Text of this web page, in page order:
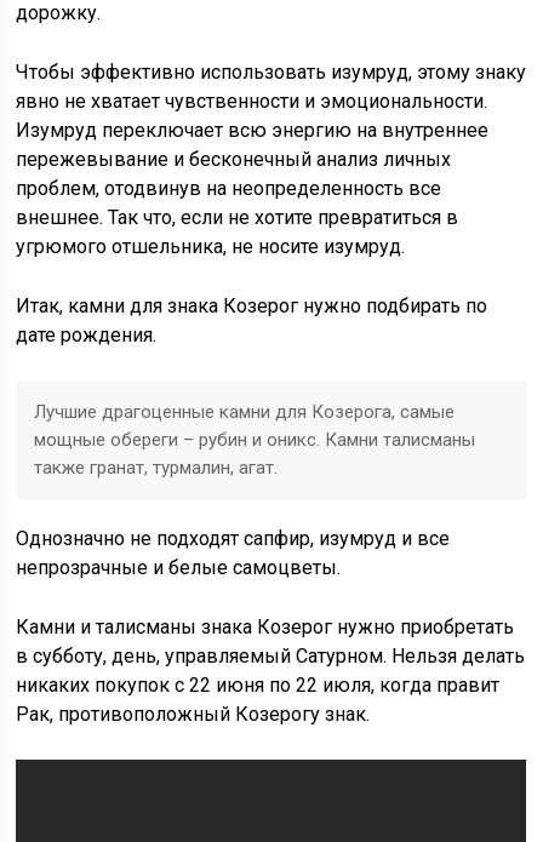
дорожку.
Чтобы эффективно использовать изумруд, этому знаку
явно не хватает чувственности и эмоциональности.
Изумруд переключает всю энергию на внутреннее
пережевывание и бесконечный анализ личных
проблем, отодвинув на неопределенность все
внешнее. Так что, если не хотите превратиться в
угрюмого отшельника, не носите изумруд.
Итак, камни для знака Козерог нужно подбирать по
дате рождения.
Лучшие драгоценные камни для Козерога, самые
мощные обереги – рубин и оникс. Камни талисманы
также гранат, турмалин, агат.
Однозначно не подходят сапфир, изумруд и все
непрозрачные и белые самоцветы.
Камни и талисманы знака Козерог нужно приобретать
в субботу, день, управляемый Сатурном. Нельзя делать
никаких покупок с 22 июня по 22 июля, когда правит
Рак, противоположный Козерогу знак.